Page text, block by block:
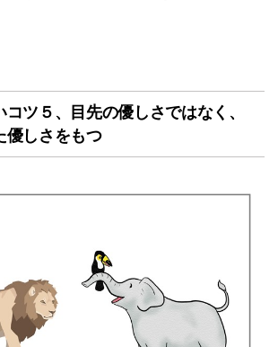
ツ５、目先の優しさではなく、
優しさをもつ